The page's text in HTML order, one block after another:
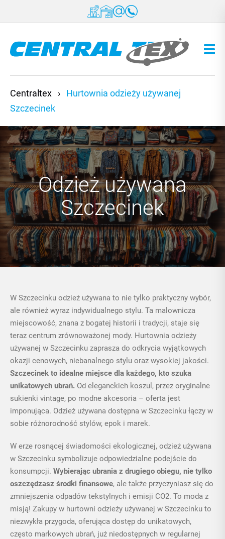
Centraltex ›
Hurtownia odzieży używanej
Szczecinek
Odzież używana
Szczecinek
W Szczecinku odzież używana to nie tylko praktyczny wybór,
ale również wyraz indywidualnego stylu. Ta malownicza
miejscowość, znana z bogatej historii i tradycji, staje się
teraz centrum zrównoważonej mody. Hurtownia odzieży
używanej w Szczecinku zaprasza do odkrycia wyjątkowych
okazji cenowych, niebanalnego stylu oraz wysokiej jakości.
Szczecinek to idealne miejsce dla każdego, kto szuka
unikatowych ubrań. Od eleganckich koszul, przez oryginalne
sukienki vintage, po modne akcesoria – oferta jest
imponująca. Odzież używana dostępna w Szczecinku łączy w
sobie różnorodność stylów, epok i marek.
W erze rosnącej świadomości ekologicznej, odzież używana
w Szczecinku symbolizuje odpowiedzialne podejście do
konsumpcji. Wybierając ubrania z drugiego obiegu, nie tylko
oszczędzasz środki finansowe, ale także przyczyniasz się do
zmniejszenia odpadów tekstylnych i emisji CO2. To moda z
misją! Zakupy w hurtowni odzieży używanej w Szczecinku to
niezwykła przygoda, oferująca dostęp do unikatowych,
często markowych ubrań, już niedostępnych w regularnej